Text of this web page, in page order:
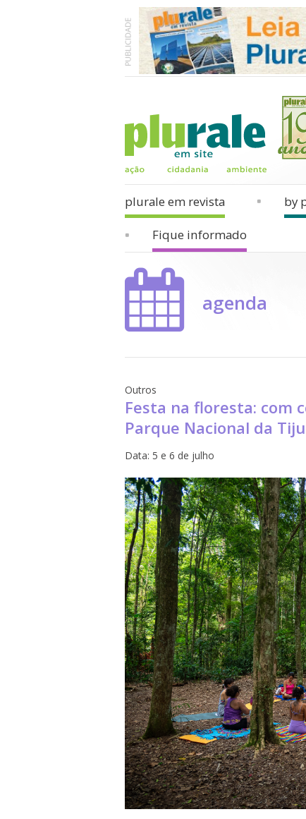
plurale em revista by
Fique informado
agenda
Outros
Festa na floresta: com
Parque Nacional da
Data: 5 e 6 de julho